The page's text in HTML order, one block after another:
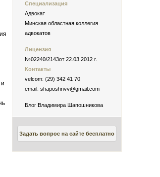
Специализация
Адвокат
Минская областная коллегия
адвокатов
Лицензия
№02240/2143от 22.03.2012 г.
Контакты
velcom: (29) 342 41 70
email: shaposhnvv@gmail.com
Блог Владимира Шапошникова
Задать вопрос на сайте бесплатно